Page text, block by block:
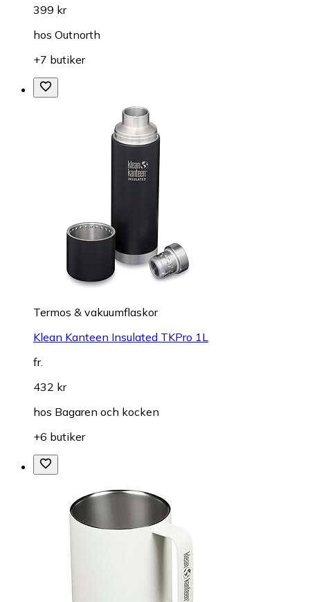
399 kr
hos Outnorth
+7 butiker
Termos & vakuumflaskor
Klean Kanteen Insulated TKPro 1L
fr.
432 kr
hos Bagaren och kocken
+6 butiker